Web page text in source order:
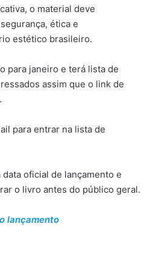
o material deve
ética e
estético brasileiro.
para janeiro e terá lista de
assim que o link de
para entrar na lista de
oficial de lançamento e
o livro antes do público geral.
lançamento